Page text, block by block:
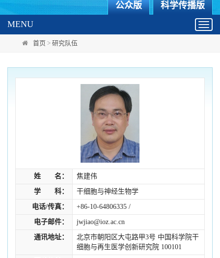
科学传播版
公众版
MENU
首页 > 研究队伍
姓 名： 焦建伟
学 科： 干细胞与神经生物学
电话/传真： +86-10-64806335 /
电子邮件： jwjiao@ioz.ac.cn
通讯地址：
北京市朝阳区大屯路甲3号 中国科学院干
细胞与再生医学创新研究院 100101